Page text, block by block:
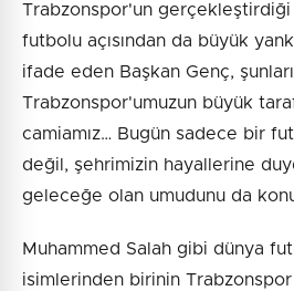
Trabzonspor'un
futbolu açısından da büyük
ifade eden Başkan Genç,
Trabzonspor'umuzun büyük
camiamız… Bugün sadece bir
değil, şehrimizin hayallerine
geleceğe olan umudunu da
Muhammed Salah gibi dünya
isimlerinden birinin Trabzonspor